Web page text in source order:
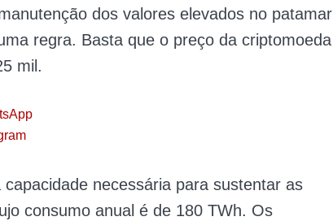
dos valores elevados no patamar
regra. Basta que o preço da criptomoeda
mil.
necessária para sustentar as
consumo anual é de 180 TWh. Os